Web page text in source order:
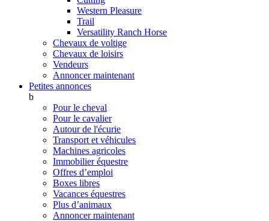
Western Pleasure
Trail
Versatility Ranch Horse
Chevaux de voltige
Chevaux de loisirs
Vendeurs
Annoncer maintenant
Petites annonces
b
Pour le cheval
Pour le cavalier
Autour de l'écurie
Transport et véhicules
Machines agricoles
Immobilier équestre
Offres d’emploi
Boxes libres
Vacances équestres
Plus d’animaux
Annoncer maintenant